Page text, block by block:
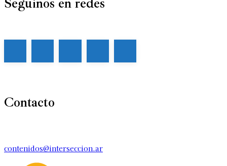
Seguinos en redes
Contacto
contenidos@interseccion.ar